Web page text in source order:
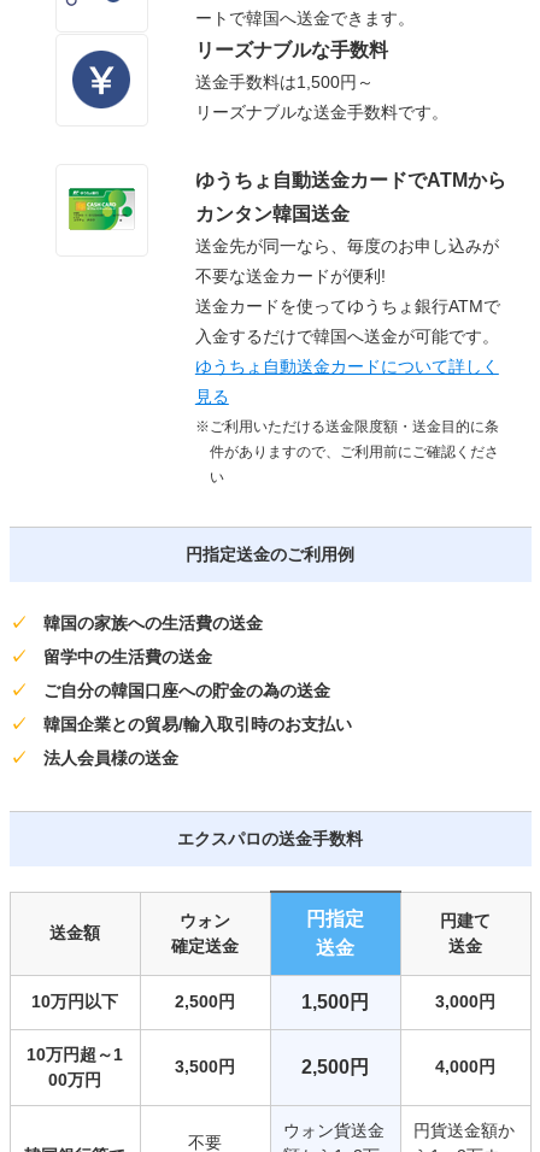
ートで韓国へ送金できます。
リーズナブルな手数料
送金手数料は1,500円～
リーズナブルな送金手数料です。
ゆうちょ自動送金カードでATMから
カンタン韓国送金
送金先が同一なら、毎度のお申し込みが
不要な送金カードが便利!
送金カードを使ってゆうちょ銀行ATMで
入金するだけで韓国へ送金が可能です。
ゆうちょ自動送金カードについて詳しく
見る
※ご利用いただける送金限度額・送金目的に条
件がありますので、ご利用前にご確認くださ
い
円指定送金のご利用例
✓ 韓国の家族への生活費の送金
✓ 留学中の生活費の送金
✓ ご自分の韓国口座への貯金の為の送金
✓ 韓国企業との貿易/輸入取引時のお支払い
✓ 法人会員様の送金
エクスパロの送金手数料
送金額
ウォン
確定送金
円指定
送金
円建て
送金
10万円以下 2,500円 1,500円 3,000円
10万円超～1
00万円
3,500円 2,500円 4,000円
不要
ウォン貨送金
円貨送金額か